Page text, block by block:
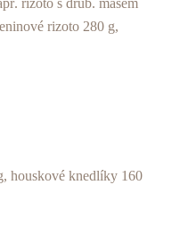
rizoto 280 g,
houskové knedlíky 160